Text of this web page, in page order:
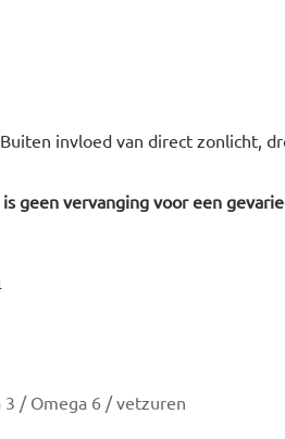
invloed van direct zonlicht,
geen vervanging voor een
3 / Omega 6 / vetzuren